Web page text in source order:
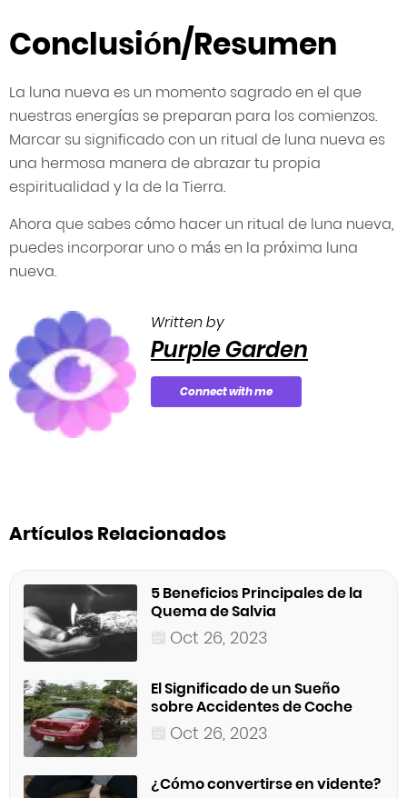
Conclusión/Resumen
La luna nueva es un momento sagrado en el que
nuestras energías se preparan para los comienzos.
Marcar su significado con un ritual de luna nueva es
una hermosa manera de abrazar tu propia
espiritualidad y la de la Tierra.
Ahora que sabes cómo hacer un ritual de luna nueva,
puedes incorporar uno o más en la próxima luna
nueva.
Written by
Purple Garden
Connect with me
Artículos Relacionados
5 Beneficios Principales de la
Quema de Salvia
Oct 26, 2023
El Significado de un Sueño
sobre Accidentes de Coche
Oct 26, 2023
¿Cómo convertirse en vidente?